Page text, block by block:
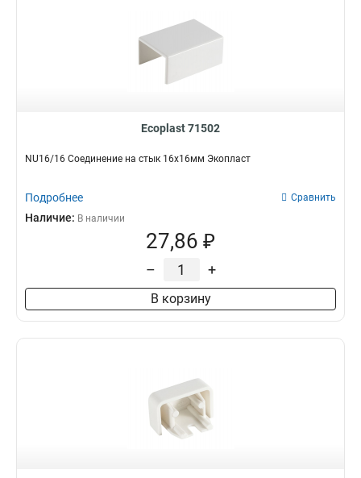
Ecoplast 71502
NU16/16 Соединение на стык 16х16мм Экопласт
Подробнее Сравнить
Наличие: В наличии
27,86 ₽
– +
В корзину